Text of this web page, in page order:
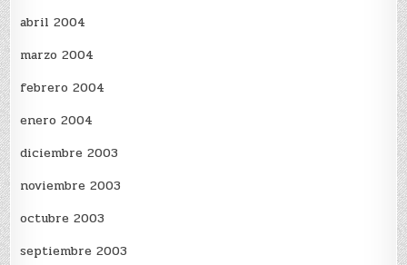
abril 2004
marzo 2004
febrero 2004
enero 2004
diciembre 2003
noviembre 2003
octubre 2003
septiembre 2003